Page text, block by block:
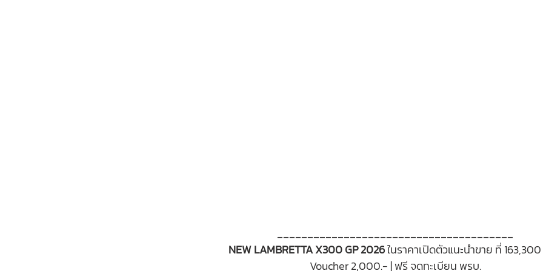
_______________________________________
NEW LAMBRETTA X300 GP 2026 ในราคาเปิดตัวแนะนำขาย ที่
Voucher 2,000.- |ฟรี จดทะเบียน พรบ.